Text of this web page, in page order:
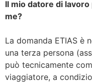
Il mio datore di
me?
La domanda ETIAS è
una terza persona
può tecnicamente
viaggiatore, a